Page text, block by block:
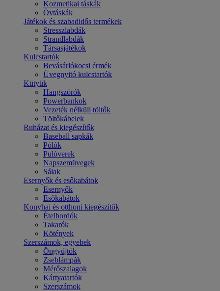
Kozmetikai táskák
Övtáskák
Játékok és szabadidős termékek
Stresszlabdák
Strandlabdák
Társasjátékok
Kulcstartók
Bevásárlókocsi érmék
Üvegnyitó kulcstartók
Kütyük
Hangszórók
Powerbankok
Vezeték nélküli töltők
Töltőkábelek
Ruházat és kiegészítők
Baseball sapkák
Pólók
Pulóverek
Napszemüvegek
Sálak
Esernyők és esőkabátok
Esernyők
Esőkabátok
Konyhai és otthoni kiegészítők
Ételhordók
Takarók
Kötények
Szerszámok, egyebek
Öngyújtók
Zseblámpák
Mérőszalagok
Kártyatartók
Szerszámok